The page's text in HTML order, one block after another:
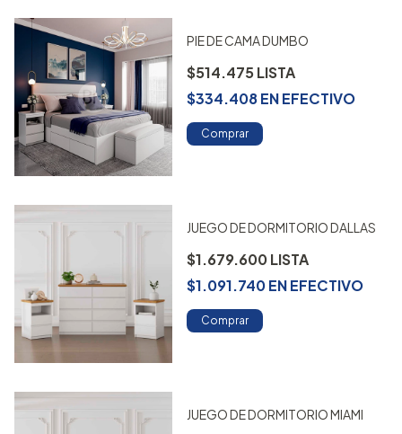
PIE DE CAMA DUMBO
$514.475
$334.408ENEFECTIVO
Comprar
JUEGO DE DORMITORIO DALLAS
$1.679.600
$1.091.740ENEFECTIVO
Comprar
JUEGO DE DORMITORIO MIAMI